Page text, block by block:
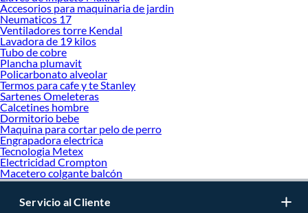
Accesorios para maquinaria de jardin
Neumaticos 17
Ventiladores torre Kendal
Lavadora de 19 kilos
Tubo de cobre
Plancha plumavit
Policarbonato alveolar
Termos para cafe y te Stanley
Sartenes Omeleteras
Calcetines hombre
Dormitorio bebe
Maquina para cortar pelo de perro
Engrapadora electrica
Tecnologia Metex
Electricidad Crompton
Macetero colgante balcón
Servicio al Cliente